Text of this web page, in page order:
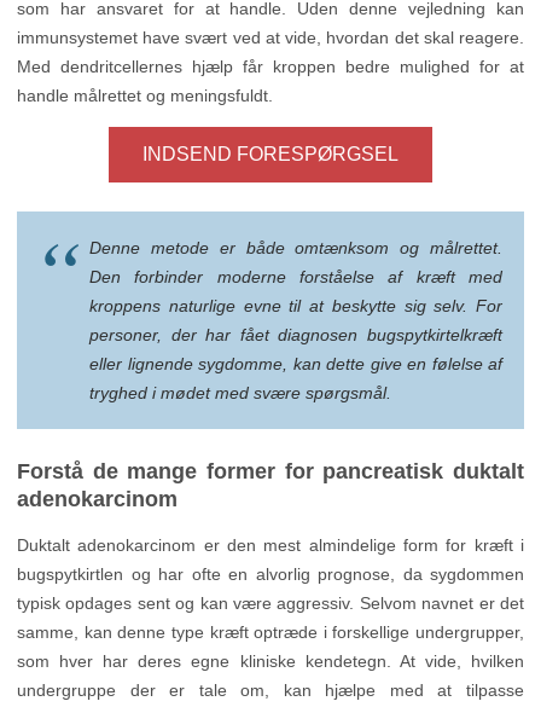
som har ansvaret for at handle. Uden denne vejledning kan
immunsystemet have svært ved at vide, hvordan det skal reagere.
Med dendritcellernes hjælp får kroppen bedre mulighed for at
handle målrettet og meningsfuldt.
INDSEND FORESPØRGSEL
Denne metode er både omtænksom og målrettet.
Den forbinder moderne forståelse af kræft med
kroppens naturlige evne til at beskytte sig selv. For
personer, der har fået diagnosen bugspytkirtelkræft
eller lignende sygdomme, kan dette give en følelse af
tryghed i mødet med svære spørgsmål.
Forstå de mange former for pancreatisk duktalt
adenokarcinom
Duktalt adenokarcinom er den mest almindelige form for kræft i
bugspytkirtlen og har ofte en alvorlig prognose, da sygdommen
typisk opdages sent og kan være aggressiv. Selvom navnet er det
samme, kan denne type kræft optræde i forskellige undergrupper,
som hver har deres egne kliniske kendetegn. At vide, hvilken
undergruppe der er tale om, kan hjælpe med at tilpasse